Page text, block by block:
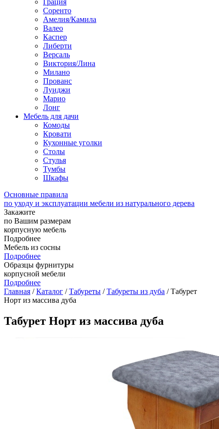
Грация
Соренто
Амелия/Камила
Валео
Каспер
Либерти
Версаль
Виктория/Лина
Милано
Прованс
Луиджи
Марио
Лонг
Мебель для дачи
Комоды
Кровати
Кухонные уголки
Столы
Стулья
Тумбы
Шкафы
Основные правила
по уходу и эксплуатации мебели из натурального дерева
Закажите
по Вашим размерам
корпусную мебель
Подробнее
Мебель из сосны
Подробнее
Образцы фурнитуры
корпусной мебели
Подробнее
Главная /Каталог /Табуреты /Табуреты из дуба / Табурет
Норт из массива дуба
Табурет Норт из массива дуба